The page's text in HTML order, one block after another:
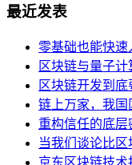
最近发表
零基础也能快速
区块链与量子
区块链开发到
链上万家，我
重构信任的底
当我们谈论比
京东区块链技